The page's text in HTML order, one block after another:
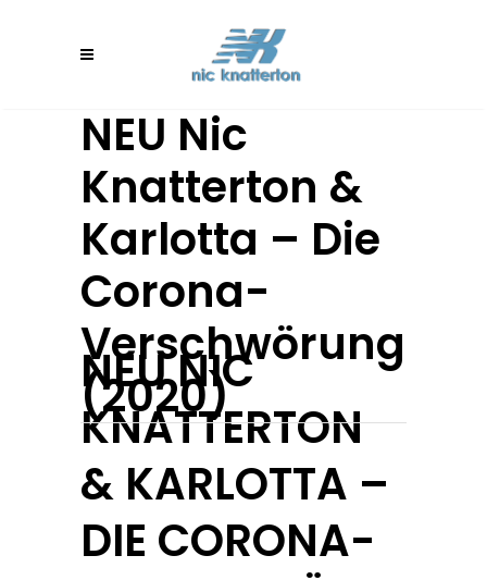
NEU Nic
Knatterton &
Karlotta – Die
Corona-
Verschwörung
(2020)
NEU NIC
KNATTERTON
& KARLOTTA –
DIE CORONA-